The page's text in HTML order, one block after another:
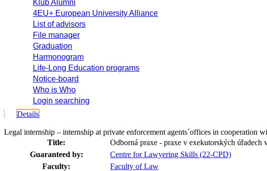
Klub Alumni
4EU+ European University Alliance
List of advisors
File manager
Graduation
Harmonogram
Life-Long Education programs
Notice-board
Who is Who
Login searching
Details
Legal internship – internship at private enforcement agents´offices in
Title:
Odborná praxe - praxe v exekutorských úřadech
Guaranteed by:
Centre for Lawyering Skills (22-CPD)
Faculty:
Faculty of Law